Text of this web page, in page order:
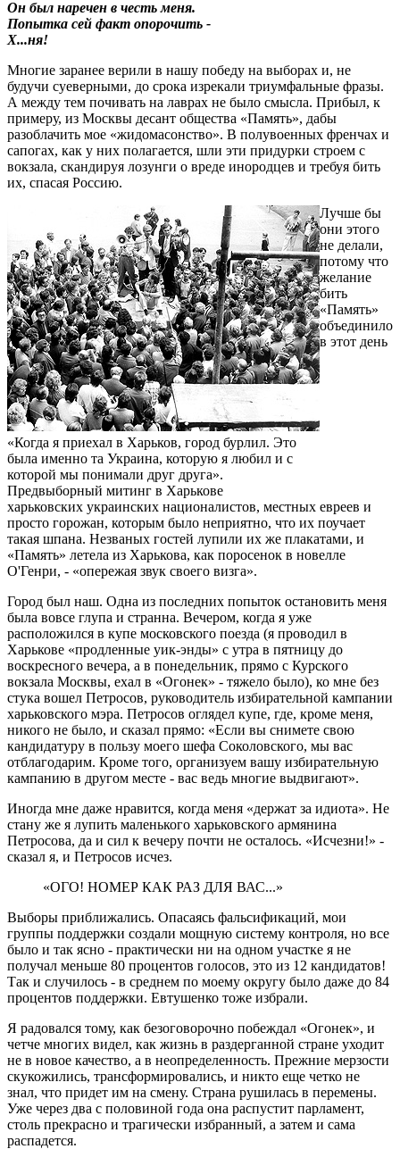
Он был наречен в честь меня.
Попытка сей факт опорочить -
Х...ня!
Многие заранее верили в нашу победу на выборах и, не
будучи суеверными, до срока изрекали триумфальные фразы.
А между тем почивать на лаврах не было смысла. Прибыл, к
примеру, из Москвы десант общества «Память», дабы
разоблачить мое «жидомасонство». В полувоенных френчах и
сапогах, как у них полагается, шли эти придурки строем с
вокзала, скандируя лозунги о вреде инородцев и требуя бить
их, спасая Россию.
«Когда я приехал в Харьков, город бурлил. Это
была именно та Украина, которую я любил и с
которой мы понимали друг друга».
Предвыборный митинг в Харькове
Лучше бы
они этого
не делали,
потому что
желание
бить
«Память»
объединило
в этот день
харьковских украинских националистов, местных евреев и
просто горожан, которым было неприятно, что их поучает
такая шпана. Незваных гостей лупили их же плакатами, и
«Память» летела из Харькова, как поросенок в новелле
О'Генри, - «опережая звук своего визга».
Город был наш. Одна из последних попыток остановить меня
была вовсе глупа и странна. Вечером, когда я уже
расположился в купе московского поезда (я проводил в
Харькове «продленные уик-энды» с утра в пятницу до
воскресного вечера, а в понедельник, прямо с Курского
вокзала Москвы, ехал в «Огонек» - тяжело было), ко мне без
стука вошел Петросов, руководитель избирательной кампании
харьковского мэра. Петросов оглядел купе, где, кроме меня,
никого не было, и сказал прямо: «Если вы снимете свою
кандидатуру в пользу моего шефа Соколовского, мы вас
отблагодарим. Кроме того, организуем вашу избирательную
кампанию в другом месте - вас ведь многие выдвигают».
Иногда мне даже нравится, когда меня «держат за идиота». Не
стану же я лупить маленького харьковского армянина
Петросова, да и сил к вечеру почти не осталось. «Исчезни!» -
сказал я, и Петросов исчез.
«ОГО! НОМЕР КАК РАЗ ДЛЯ ВАС...»
Выборы приближались. Опасаясь фальсификаций, мои
группы поддержки создали мощную систему контроля, но все
было и так ясно - практически ни на одном участке я не
получал меньше 80 процентов голосов, это из 12 кандидатов!
Так и случилось - в среднем по моему округу было даже до 84
процентов поддержки. Евтушенко тоже избрали.
Я радовался тому, как безоговорочно побеждал «Огонек», и
четче многих видел, как жизнь в раздерганной стране уходит
не в новое качество, а в неопределенность. Прежние мерзости
скукожились, трансформировались, и никто еще четко не
знал, что придет им на смену. Страна рушилась в перемены.
Уже через два с половиной года она распустит парламент,
столь прекрасно и трагически избранный, а затем и сама
распадется.